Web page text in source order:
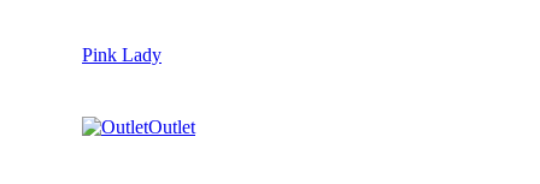
Pink Lady
Outlet